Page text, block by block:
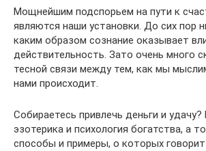
Мощнейшим подспорьем на пути к
являются наши установки. До сих пор
каким образом сознание оказывает
действительность. Зато очень много
тесной связи между тем, как мы
нами происходит.
Собираетесь привлечь деньги и
эзотерика и психология богатства, а
способы и примеры, о которых